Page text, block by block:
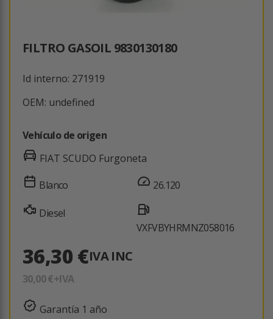
FILTRO GASOIL 9830130180
Id interno: 271919
OEM: undefined
Vehículo de origen
FIAT SCUDO Furgoneta
Blanco
Diesel
26.120
VXFVBYHRMNZ058016
36,30 €IVA INC
30,00 €+IVA
Garantía 1 año